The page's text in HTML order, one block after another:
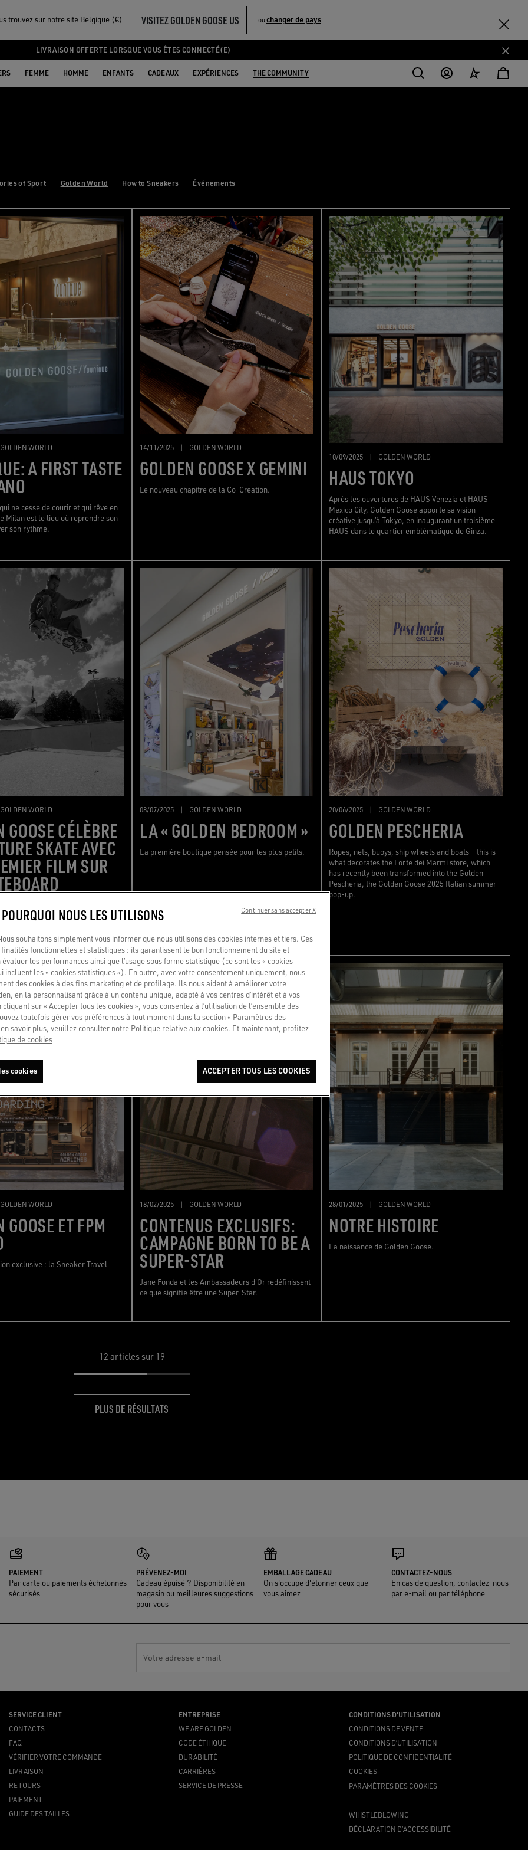
trouvez sur notre site Belgique (€) VISITEZ GOLDEN GOOSE US ou changer de pays
LIVRAISON OFFERTE LORSQUE VOUS ÊTES CONNECTÉ(E)
FEMME HOMME ENFANTS CADEAUX EXPÉRIENCES THE COMMUNITY
of Sport Golden World How to Sneakers Événements
GOLDEN WORLD
A FIRST TASTE
ne cesse de courir et qui rêve en
Milan est le lieu où reprendre son
son rythme.
14/11/2025 | GOLDEN WORLD
GOLDEN GOOSE X GEMINI
Le nouveau chapitre de la Co-Creation.
10/09/2025 | GOLDEN WORLD
HAUS TOKYO
Après les ouvertures de HAUS Venezia et HAUS
Mexico City, Golden Goose apporte sa vision
créative jusqu’à Tokyo, en inaugurant un troisième
HAUS dans le quartier emblématique de Ginza.
GOLDEN WORLD
GOOSE CÉLÈBRE
SKATE AVEC
FILM SUR
à New York son premier film «
08/07/2025 | GOLDEN WORLD
LA « GOLDEN BEDROOM »
La première boutique pensée pour les plus petits.
20/06/2025 | GOLDEN WORLD
GOLDEN PESCHERIA
Ropes, nets, buoys, ship wheels and boats – this is
what decorates the Forte dei Marmi store, which
has recently been transformed into the Golden
Pescheria, the Golden Goose 2025 Italian summer
pop-up.
GOLDEN WORLD
GOOSE ET FPM
exclusive : la Sneaker Travel
18/02/2025 | GOLDEN WORLD
CONTENUS EXCLUSIFS:
CAMPAGNE BORN TO BE A
SUPER-STAR
Jane Fonda et les Ambassadeurs d'Or redéfinissent
ce que signifie être une Super-Star.
28/01/2025 | GOLDEN WORLD
NOTRE HISTOIRE
La naissance de Golden Goose.
12 articles sur 19
PLUS DE RÉSULTATS
PAIEMENT
Par carte ou paiements échelonnés
sécurisés
PRÉVENEZ-MOI
Cadeau épuisé ? Disponibilité en
magasin ou meilleures suggestions
pour vous
EMBALLAGE CADEAU
On s'occupe d'étonner ceux que
vous aimez
CONTACTEZ-NOUS
En cas de question, contactez-nous
par e-mail ou par téléphone
Votre adresse e-mail
SERVICE CLIENT
CONTACTS
FAQ
VÉRIFIER VOTRE COMMANDE
LIVRAISON
RETOURS
PAIEMENT
GUIDE DES TAILLES
ENTREPRISE
WE ARE GOLDEN
CODE ÉTHIQUE
DURABILITÉ
CARRIÈRES
SERVICE DE PRESSE
CONDITIONS D'UTILISATION
CONDITIONS DE VENTE
CONDITIONS D’UTILISATION
POLITIQUE DE CONFIDENTIALITÉ
COOKIES
PARAMÈTRES DES COOKIES
WHISTLEBLOWING
DÉCLARATION D’ACCESSIBILITÉ
NOUS LES UTILISONS
souhaitons simplement vous informer que nous utilisons des cookies internes et tiers. Ces
finalités fonctionnelles et statistiques : ils garantissent le bon fonctionnement du site et
évaluer les performances ainsi que l’usage sous forme statistique (ce sont les « cookies
incluent les « cookies statistiques »). En outre, avec votre consentement uniquement, nous
des cookies à des fins marketing et de profilage. Ils nous aident à améliorer votre
en la personnalisant grâce à un contenu unique, adapté à vos centres d’intérêt et à vos
sur « Accepter tous les cookies », vous consentez à l’utilisation de l’ensemble des
toutefois gérer vos préférences à tout moment dans la section « Paramètres des
savoir plus, veuillez consulter notre Politique relative aux cookies. Et maintenant, profitez
de cookies
cookies ACCEPTER TOUS LES COOKIES
Continuer sans accepter X